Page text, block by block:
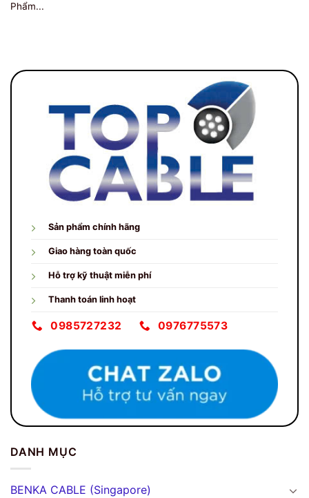
Sản phẩm chính hãng
Giao hàng toàn quốc
Hỗ trợ kỹ thuật miễn phí
Thanh toán linh hoạt
0985727232 0976775573
DANH MỤC
BENKA CABLE (Singapore)
Phẩm...